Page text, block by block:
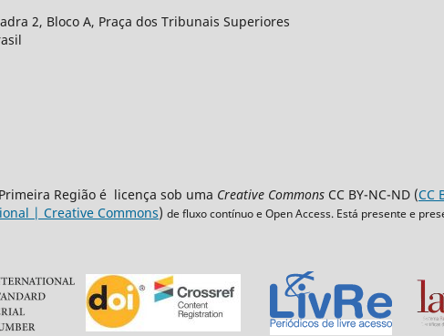
2, Bloco A, Praça dos Tribunais Superiores
Região é licença sob uma Creative Commons CC BY-NC-ND (CC
| Creative Commons) de fluxo contínuo e Open Access. Está presente e